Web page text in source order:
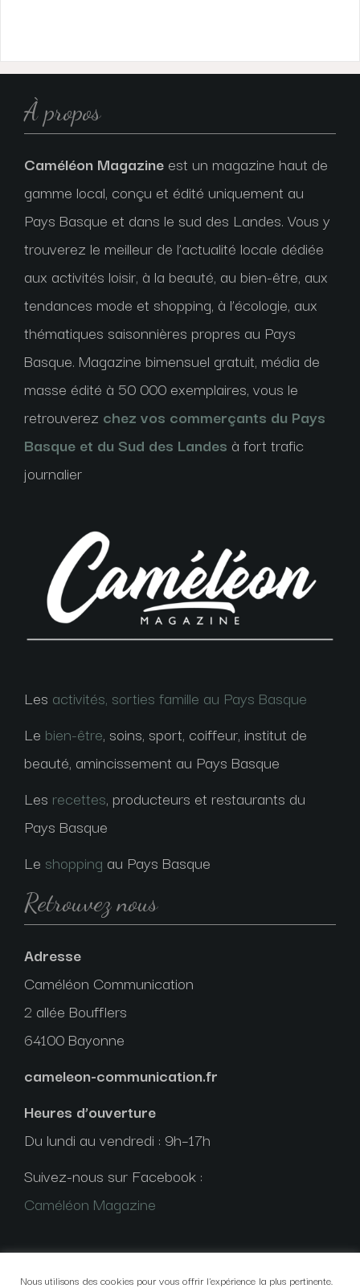
À propos
Caméléon Magazine est un magazine haut de
gamme local, conçu et édité uniquement au
Pays Basque et dans le sud des Landes. Vous y
trouverez le meilleur de l’actualité locale dédiée
aux activités loisir, à la beauté, au bien-être, aux
tendances mode et shopping, à l’écologie, aux
thématiques saisonnières propres au Pays
Basque. Magazine bimensuel gratuit, média de
masse édité à 50 000 exemplaires, vous le
retrouverez chez vos commerçants du Pays
Basque et du Sud des Landes à fort trafic
journalier
Les activités, sorties famille au Pays Basque
Le bien-être, soins, sport, coiffeur, institut de
beauté, amincissement au Pays Basque
Les recettes, producteurs et restaurants du
Pays Basque
Le shopping au Pays Basque
Retrouvez nous
Adresse
Caméléon Communication
2 allée Boufflers
64100 Bayonne
cameleon-communication.fr
Heures d’ouverture
Du lundi au vendredi : 9h–17h
Suivez-nous sur Facebook :
Caméléon Magazine
Nous utilisons des cookies pour vous offrir l'expérience la plus pertinente.